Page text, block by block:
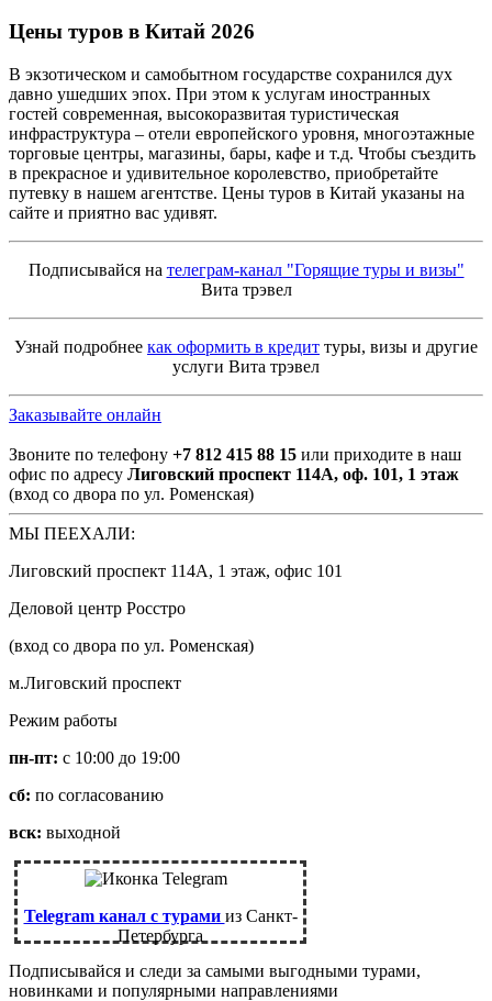
Цены туров в Китай 2026
В экзотическом и самобытном государстве сохранился дух
давно ушедших эпох. При этом к услугам иностранных
гостей современная, высокоразвитая туристическая
инфраструктура – отели европейского уровня, многоэтажные
торговые центры, магазины, бары, кафе и т.д. Чтобы съездить
в прекрасное и удивительное королевство, приобретайте
путевку в нашем агентстве. Цены туров в Китай указаны на
сайте и приятно вас удивят.
Подписывайся на телеграм-канал "Горящие туры и визы"
Вита трэвел
Узнай подробнее как оформить в кредит туры, визы и другие
услуги Вита трэвел
Заказывайте онлайн
Звоните по телефону +7 812 415 88 15 или приходите в наш
офис по адресу Лиговский проспект 114А, оф. 101, 1 этаж
(вход со двора по ул. Роменская)
МЫ ПЕЕХАЛИ:
Лиговский проспект 114А, 1 этаж, офис 101
Деловой центр Росстро
(вход со двора по ул. Роменская)
м.Лиговский проспект
Режим работы
пн-пт: с 10:00 до 19:00
сб: по согласованию
вск: выходной
Telegram канал с турами из Санкт-
Петербурга
Подписывайся и следи за самыми выгодными турами,
новинками и популярными направлениями